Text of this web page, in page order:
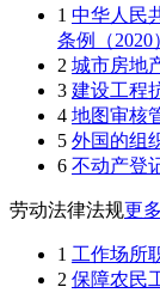
1 中华人民
条例（2020
2 城市房地
3 建设工程
4 地图审核
5 外国的组
6 不动产登
劳动法律法规更
1 工作场所
2 保障农民